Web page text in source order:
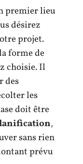
premier lieu
désirez
projet.
forme de
choisie. Il
des
les
doit être
,
sans rien
prévu